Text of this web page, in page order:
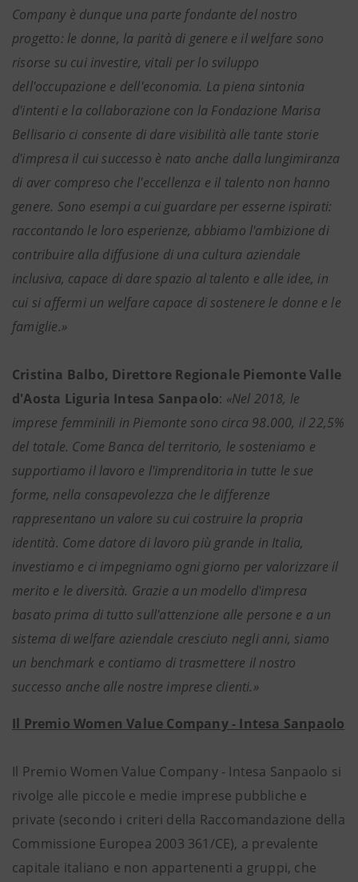
Company è dunque una parte fondante del nostro
progetto: le donne, la parità di genere e il welfare sono
risorse su cui investire, vitali per lo sviluppo
dell'occupazione e dell'economia. La piena sintonia
d'intenti e la collaborazione con la Fondazione Marisa
Bellisario ci consente di dare visibilità alle tante storie
d'impresa il cui successo è nato anche dalla lungimiranza
di aver compreso che l'eccellenza e il talento non hanno
genere. Sono esempi a cui guardare per esserne ispirati:
raccontando le loro esperienze, abbiamo l'ambizione di
contribuire alla diffusione di una cultura aziendale
inclusiva, capace di dare spazio al talento e alle idee, in
cui si affermi un welfare capace di sostenere le donne e le
famiglie.»
Cristina Balbo, Direttore Regionale Piemonte Valle
d'Aosta Liguria Intesa Sanpaolo: «Nel 2018, le
imprese femminili in Piemonte sono circa 98.000, il 22,5%
del totale. Come Banca del territorio, le sosteniamo e
supportiamo il lavoro e l'imprenditoria in tutte le sue
forme, nella consapevolezza che le differenze
rappresentano un valore su cui costruire la propria
identità. Come datore di lavoro più grande in Italia,
investiamo e ci impegniamo ogni giorno per valorizzare il
merito e le diversità. Grazie a un modello d'impresa
basato prima di tutto sull'attenzione alle persone e a un
sistema di welfare aziendale cresciuto negli anni, siamo
un benchmark e contiamo di trasmettere il nostro
successo anche alle nostre imprese clienti.»
Il Premio Women Value Company - Intesa Sanpaolo
Il Premio Women Value Company - Intesa Sanpaolo si
rivolge alle piccole e medie imprese pubbliche e
private (secondo i criteri della Raccomandazione della
Commissione Europea 2003 361/CE), a prevalente
capitale italiano e non appartenenti a gruppi, che